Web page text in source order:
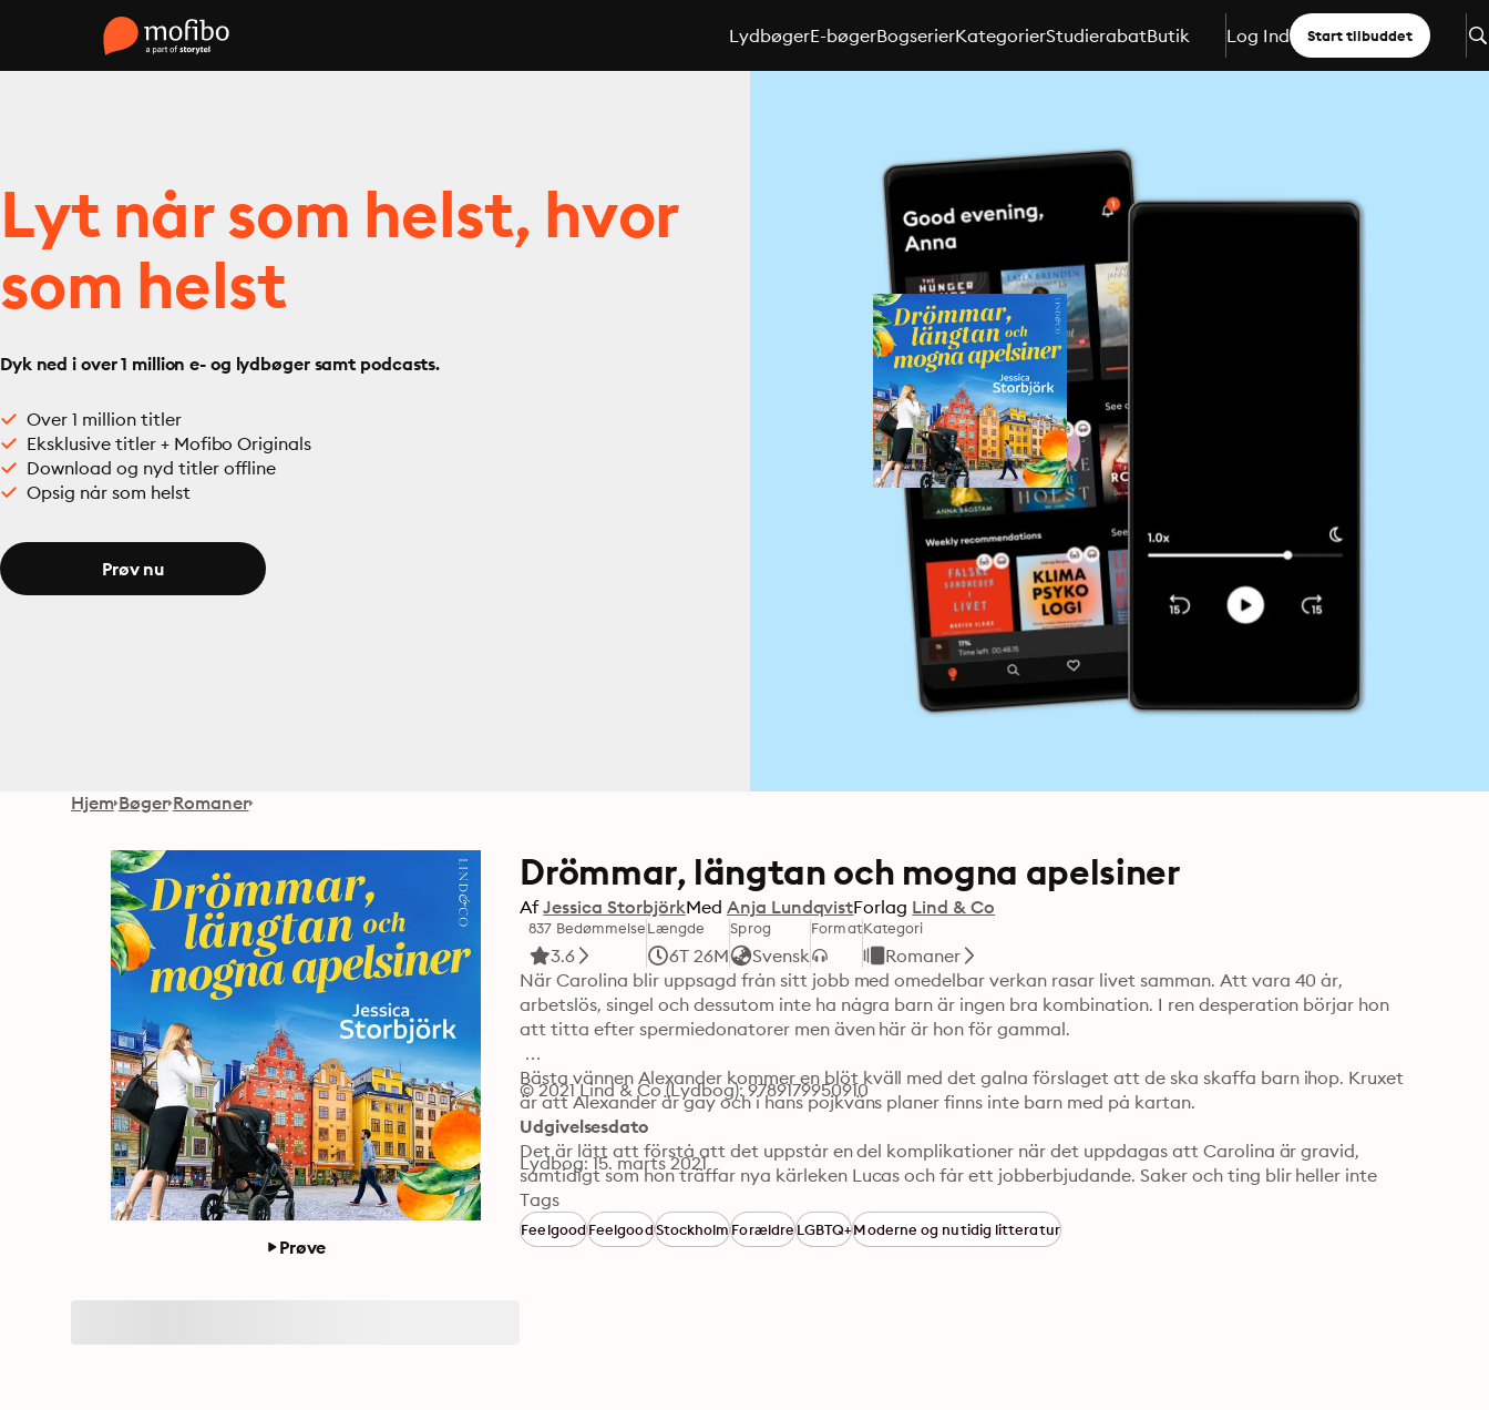
LydbøgerE-bøgerBogserierKategorierStudierabatButik Log Ind Start tilbuddet
Lyt når som helst, hvor
som helst
Dyk ned i over 1 million e- og lydbøger samt podcasts.
Over 1 million titler
Eksklusive titler + Mofibo Originals
Download og nyd titler offline
Opsig når som helst
Prøv nu
Hjem Bøger Romaner
Prøve
Drömmar, längtan och mogna apelsiner
Af Jessica StorbjörkMed Anja LundqvistForlag Lind & Co
837 Bedømmelse
3.6
Længde
6T 26M
Sprog
Svensk
FormatKategori
Romaner
När Carolina blir uppsagd från sitt jobb med omedelbar verkan rasar livet samman. Att vara 40 år,
arbetslös, singel och dessutom inte ha några barn är ingen bra kombination. I ren desperation börjar hon
att titta efter spermiedonatorer men även här är hon för gammal.
Bästa vännen Alexander kommer en blöt kväll med det galna förslaget att de ska skaffa barn ihop. Kruxet
är att Alexander är gay och i hans pojkväns planer finns inte barn med på kartan.
Det är lätt att förstå att det uppstår en del komplikationer när det uppdagas att Carolina är gravid,
samtidigt som hon träffar nya kärleken Lucas och får ett jobberbjudande. Saker och ting blir heller inte
lättare när omgivningen börjar undra vilka känslor Carolina och Alexander egentligen har för varandra ...
© 2021 Lind & Co (Lydbog): 9789179950910
Udgivelsesdato
Lydbog: 15. marts 2021
Tags
FeelgoodFeelgoodStockholmForældreLGBTQ+Moderne og nutidig litteratur